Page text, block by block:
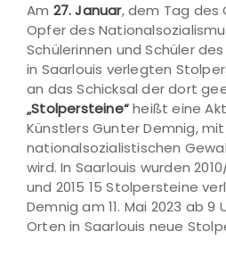
Am 27. Januar, dem Tag des
Opfer des
Schülerinnen und Schüler
in Saarlouis verlegten
an das Schicksal der dort
„Stolpersteine“heißt eine
Künstlers Gunter Demnig,
nationalsozialistischen
wird. In Saarlouis wurden
und 2015 15 Stolpersteine
Demnig am 11. Mai 2023 ab
Orten in Saarlouis neue